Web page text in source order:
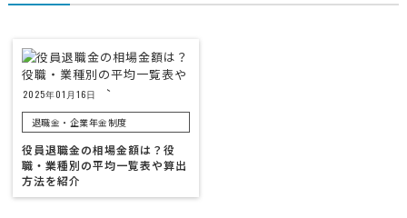
2025年01月16日
退職金・企業年金制度
役員退職金の相場金額は？役
職・業種別の平均一覧表や算出
方法を紹介